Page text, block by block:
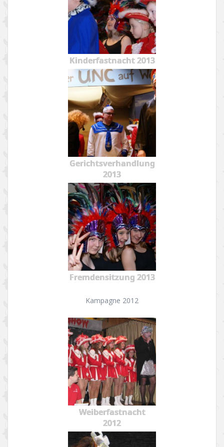
Kinderfastnacht 2013
Gerichtsverhandlung
2013
Fremdensitzung 2013
Kampagne 2012
Weiberfastnacht
2012